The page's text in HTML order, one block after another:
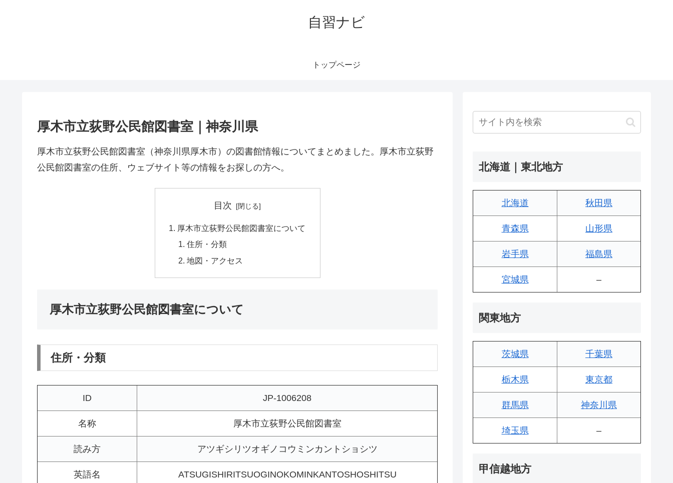
自習ナビ
トップページ
厚木市立荻野公民館図書室｜神奈川県
厚木市立荻野公民館図書室（神奈川県厚木市）の図書館情報についてまとめました。厚木市立荻野
公民館図書室の住所、ウェブサイト等の情報をお探しの方へ。
目次
厚木市立荻野公民館図書室について
住所・分類
地図・アクセス
厚木市立荻野公民館図書室について
住所・分類
ID JP-1006208
名称 厚木市立荻野公民館図書室
読み方 アツギシリツオギノコウミンカントショシツ
英語名 ATSUGISHIRITSUOGINOKOMINKANTOSHOSHITSU
北海道｜東北地方
北海道 秋田県
青森県 山形県
岩手県 福島県
宮城県 –
関東地方
茨城県 千葉県
栃木県 東京都
群馬県 神奈川県
埼玉県 –
甲信越地方